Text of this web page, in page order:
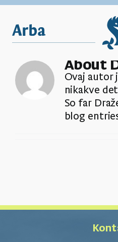
Skip
content
About
Ovaj autor
nikakve
So far
blog